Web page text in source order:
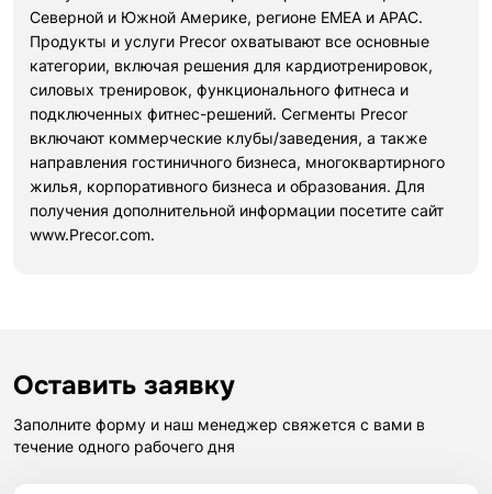
Северной и Южной Америке, регионе EMEA и APAC.
Продукты и услуги Precor охватывают все основные
категории, включая решения для кардиотренировок,
силовых тренировок, функционального фитнеса и
подключенных фитнес-решений. Сегменты Precor
включают коммерческие клубы/заведения, а также
направления гостиничного бизнеса, многоквартирного
жилья, корпоративного бизнеса и образования. Для
получения дополнительной информации посетите сайт
www.Precor.com.
Оставить заявку
Заполните форму и наш менеджер свяжется с вами в
течение одного рабочего дня